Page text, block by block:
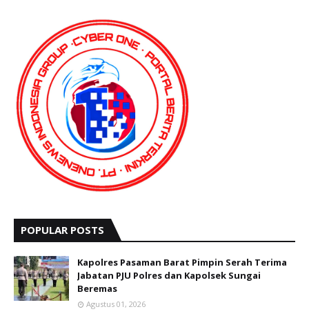
POPULAR POSTS
Kapolres Pasaman Barat Pimpin Serah Terima
Jabatan PJU Polres dan Kapolsek Sungai
Beremas
Agustus 01, 2026